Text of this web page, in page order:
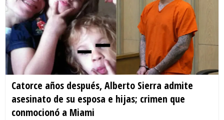
Catorce años después, Alberto Sierra admite
asesinato de su esposa e hijas; crimen que
conmocionó a Miami